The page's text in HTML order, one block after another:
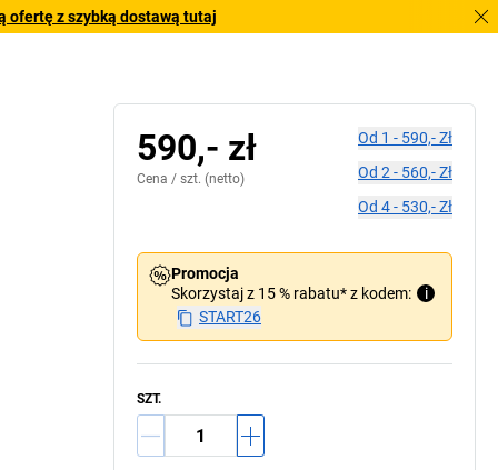
ofertę z szybką dostawą tutaj
590,- zł
Cena / szt. (netto)
Od 1 - 590,- Zł
Od 2 - 560,- Zł
Od 4- 530,- Zł
Promocja
Skorzystaj z 15 % rabatu* z kodem:
i
START26
SZT.